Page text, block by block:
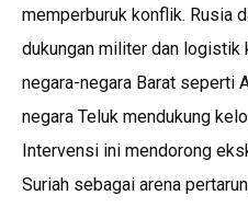
memperburuk konflik. Rusia
dukungan militer dan logistik
negara-negara Barat seperti
negara Teluk mendukung
Intervensi ini mendorong
Suriah sebagai arena